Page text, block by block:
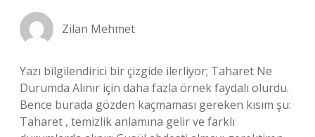
Zilan Mehmet
Yazı bilgilendirici bir çizgide ilerliyor; Taharet Ne
Durumda Alınır için daha fazla örnek faydalı olurdu.
Bence burada gözden kaçmaması gereken kısım şu:
Taharet , temizlik anlamına gelir ve farklı